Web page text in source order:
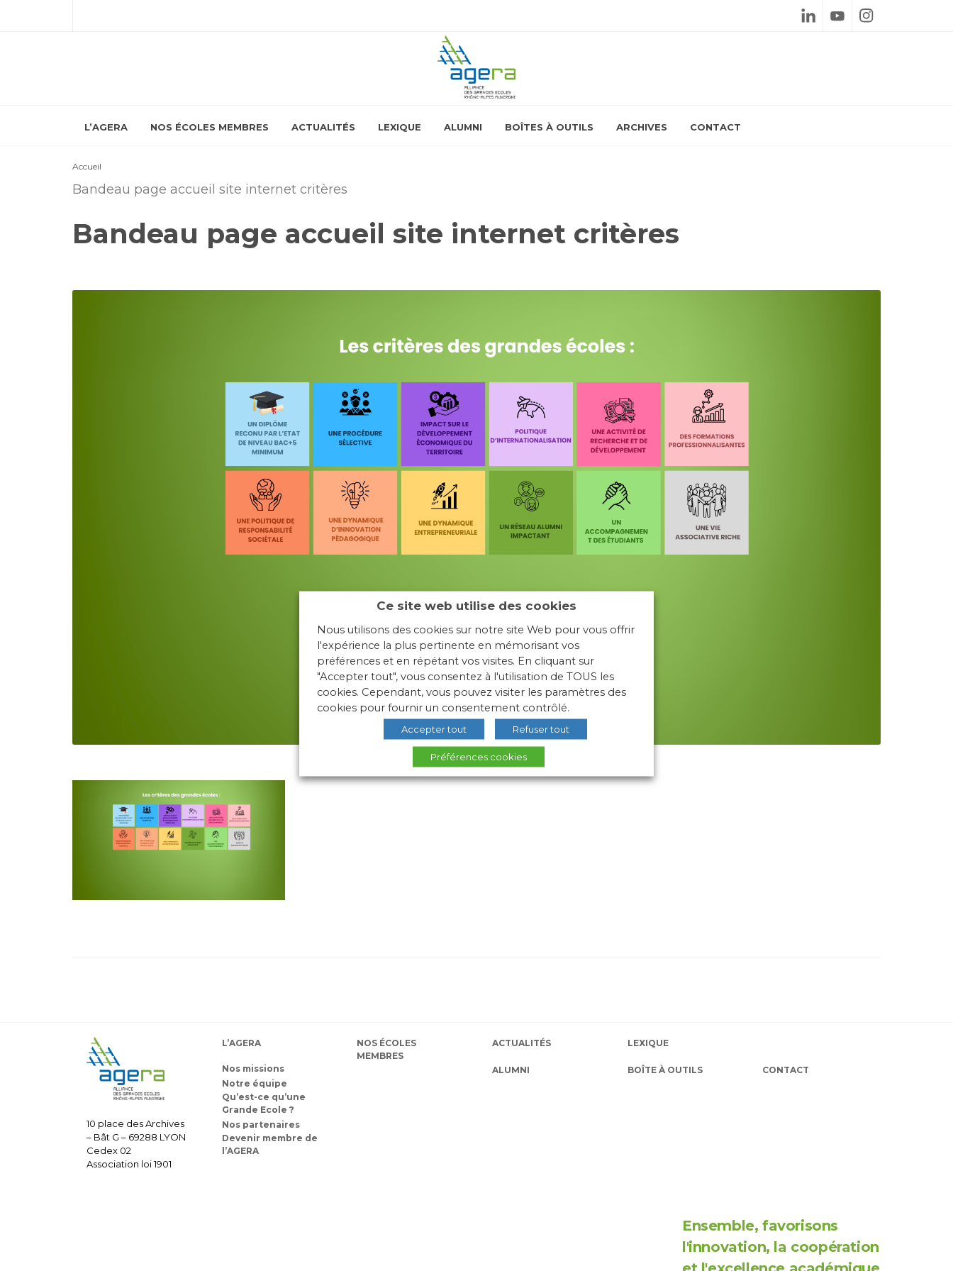
L’AGERA NOS ÉCOLES MEMBRES ACTUALITÉS LEXIQUE ALUMNI BOÎTES À OUTILS ARCHIVES CONTACT
Accueil
Bandeau page accueil site internet critères
Bandeau page accueil site internet critères
10 place des Archives
– Bât G – 69288 LYON
Cedex 02
Association loi 1901
L’AGERA
Nos missions
Notre équipe
Qu’est-ce qu’une
Grande Ecole ?
Nos partenaires
Devenir membre de
l’AGERA
NOS ÉCOLES
MEMBRES
ACTUALITÉS LEXIQUE
ALUMNI BOÎTE À OUTILS CONTACT
Ensemble, favorisons
l'innovation, la coopération
Ce site web utilise des cookies
Nous utilisons des cookies sur notre site Web pour vous offrir
l'expérience la plus pertinente en mémorisant vos
préférences et en répétant vos visites. En cliquant sur
"Accepter tout", vous consentez à l'utilisation de TOUS les
cookies. Cependant, vous pouvez visiter les paramètres des
cookies pour fournir un consentement contrôlé.
Accepter tout Refuser tout
Préférences cookies